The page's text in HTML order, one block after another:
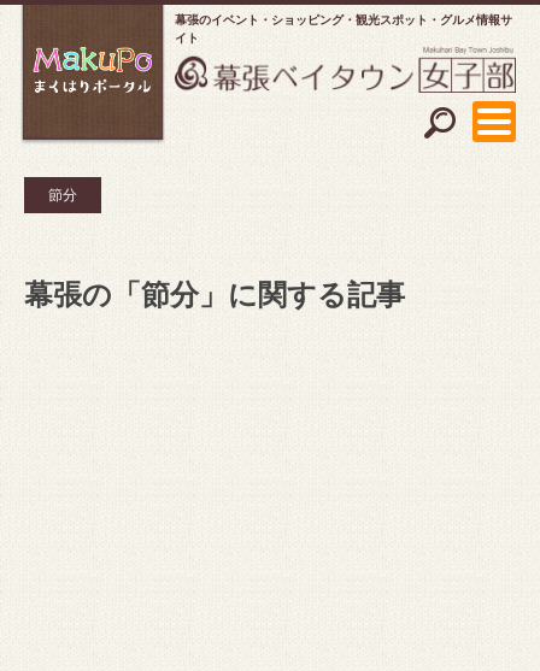
幕張のイベント・ショッピング
観光スポット・グルメ情報サ
イト
節分
幕張の「節分」に関する記事